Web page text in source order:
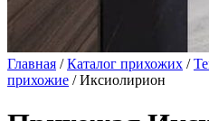
Главная /Каталог прихожих /
прихожие / Иксиолирион